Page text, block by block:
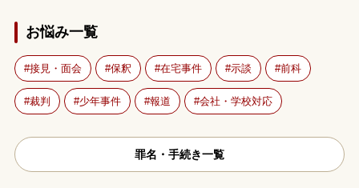
お悩み一覧
接見・面会 保釈 在宅事件 示談 前科
裁判 少年事件 報道 会社・学校対応
罪名・手続き一覧